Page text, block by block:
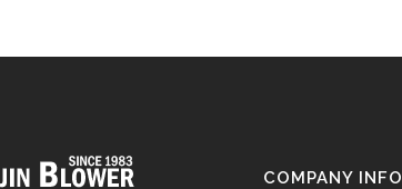
COMPANY INFO